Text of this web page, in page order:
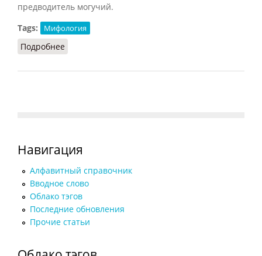
предводитель могучий.
Tags:
Мифология
Подробнее
Навигация
Алфавитный справочник
Вводное слово
Облако тэгов
Последние обновления
Прочие статьи